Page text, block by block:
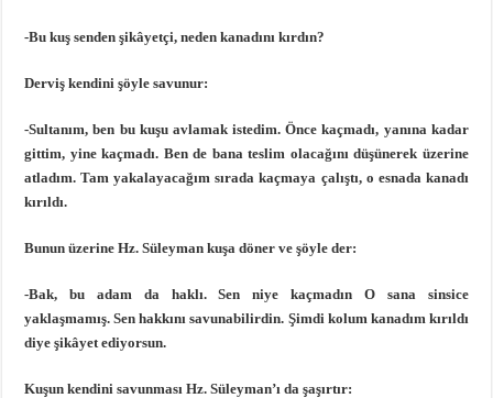
-Bu kuş senden şikâyetçi, neden kanadını kırdın?
Derviş kendini şöyle savunur:
-Sultanım, ben bu kuşu avlamak istedim. Önce kaçmadı, yanına kadar
gittim, yine kaçmadı. Ben de bana teslim olacağını düşünerek üzerine
atladım. Tam yakalayacağım sırada kaçmaya çalıştı, o esnada kanadı
kırıldı.
Bunun üzerine Hz. Süleyman kuşa döner ve şöyle der:
-Bak, bu adam da haklı. Sen niye kaçmadın O sana sinsice
yaklaşmamış. Sen hakkını savunabilirdin. Şimdi kolum kanadım kırıldı
diye şikâyet ediyorsun.
Kuşun kendini savunması Hz. Süleyman’ı da şaşırtır: